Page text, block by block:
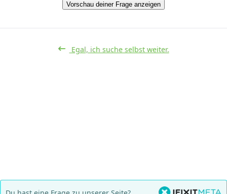
Vorschau deiner Frage anzeigen
Egal, ich suche selbst weiter.